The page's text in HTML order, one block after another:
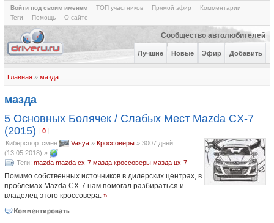
Войти под своим именем ТОП участников Прямой эфир
Комментарии
Теги
Помощь О сайте
Сообщество автолюбителей
Лучшие Новые Эфир Добавить
Главная» мазда
мазда
5 Основных Болячек / Слабых Мест Mazda CX-7
(2015) [0
Киберспортсмен Vasya» Кроссоверы» 3007 дней
(13.05.2018) »
Теги: mazda mazda cx-7 мазда кроссоверы мазда цх-7
Помимо собственных источников в дилерских центрах, в
проблемах Mazda CX-7 нам помогал разбираться и
владелец этого кроссовера. »